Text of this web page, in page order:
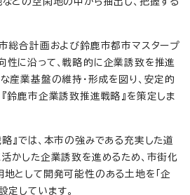
総合計画および鈴鹿市都市マスタープ
性に沿って、戦略的に企業誘致を推進
産業基盤の維持・形成を図り、安定的
鈴鹿市企業誘致推進戦略』を策定しま
』では、本市の強みである充実した道
かした企業誘致を進めるため、市街化
として開発可能性のある土地を「企
定しています。